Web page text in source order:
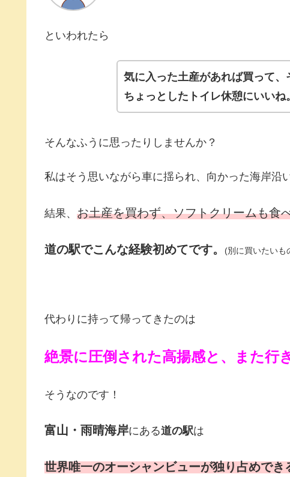
といわれたら
気に入った土産があれば買って
ちょっとしたトイレ休憩にいいね。
そんなふうに思ったりしませんか？
私はそう思いながら車に揺られ、向かった海岸沿
結果、 お土産を買わず、ソフトクリームも食
道の駅でこんな経験初めてです。 (別に買いたいも
代わりに持って帰ってきたのは
絶景に圧倒された高揚感と、また行
そうなのです！
富山・雨晴海岸にある道の駅は
世界唯一のオーシャンビューが独り占めでき